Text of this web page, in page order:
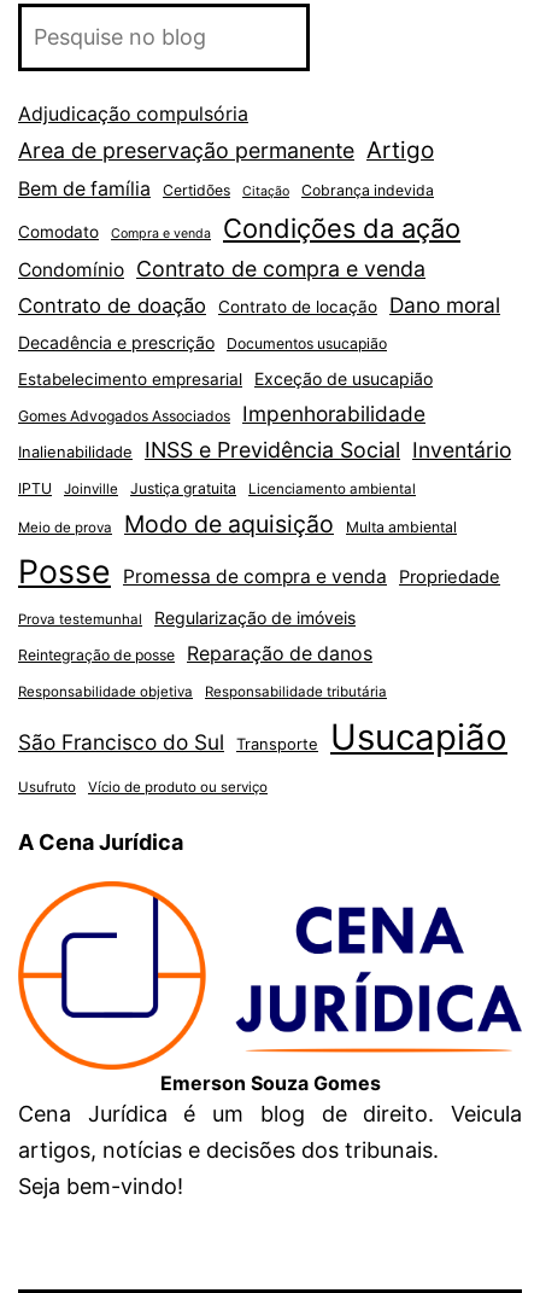
Adjudicação compulsória
Area de preservação permanente Artigo
Bem de família Certidões Citação Cobrança indevida
Comodato Compra e venda Condições da ação
Condomínio Contrato de compra e venda
Contrato de doação Contrato de locação Dano moral
Decadência e prescrição Documentos usucapião
Estabelecimento empresarial Exceção de usucapião
Gomes Advogados Associados Impenhorabilidade
Inalienabilidade INSS e Previdência Social Inventário
IPTU Joinville Justiça gratuita Licenciamento ambiental
Meio de prova Modo de aquisição Multa ambiental
Posse Promessa de compra e venda Propriedade
Prova testemunhal Regularização de imóveis
Reintegração de posse Reparação de danos
Responsabilidade objetiva Responsabilidade tributária
São Francisco do Sul Transporte Usucapião
Usufruto Vício de produto ou serviço
A Cena Jurídica
Emerson Souza Gomes
Cena Jurídica é um blog de direito. Veicula
artigos, notícias e decisões dos tribunais.
Seja bem-vindo!